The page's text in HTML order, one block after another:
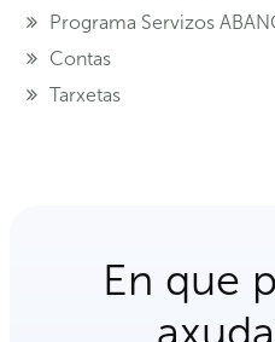
Programa Servizos
Contas
Tarxetas
En que